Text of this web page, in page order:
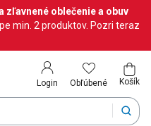
zľavnené oblečenie a obuv
min. 2 produktov. Pozri teraz
Login Obľúbené Košík